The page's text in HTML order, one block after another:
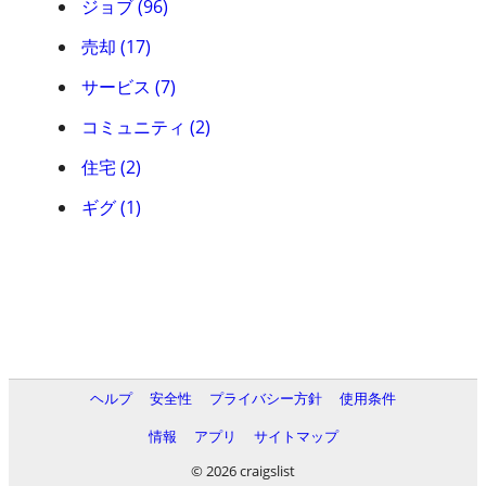
ジョブ (96)
売却 (17)
サービス (7)
コミュニティ (2)
住宅 (2)
ギグ (1)
ヘルプ 安全性 プライバシー方針
使用条件
情報
アプリ
サイトマップ
© 2026 craigslist